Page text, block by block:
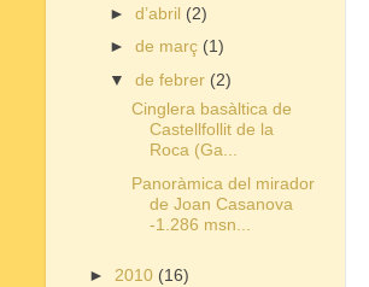
►d’abril (2)
►de març (1)
▼de febrer (2)
Cinglera basàltica de
Castellfollit de la
Roca (Ga...
Panoràmica del mirador
de Joan Casanova
-1.286 msn...
► 2010 (16)